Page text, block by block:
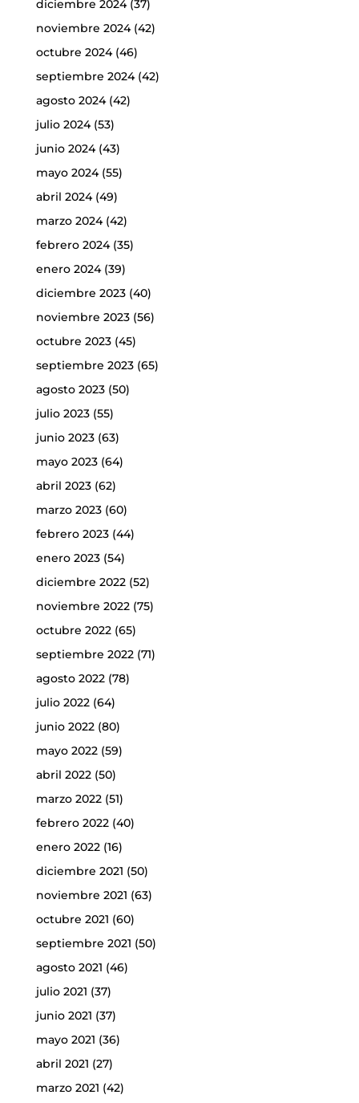
diciembre 2024(37)
noviembre 2024(42)
octubre 2024(46)
septiembre 2024(42)
agosto 2024(42)
julio 2024(53)
junio 2024(43)
mayo 2024(55)
abril 2024(49)
marzo 2024(42)
febrero 2024(35)
enero 2024(39)
diciembre 2023(40)
noviembre 2023(56)
octubre 2023(45)
septiembre 2023(65)
agosto 2023(50)
julio 2023(55)
junio 2023(63)
mayo 2023(64)
abril 2023(62)
marzo 2023(60)
febrero 2023(44)
enero 2023(54)
diciembre 2022(52)
noviembre 2022(75)
octubre 2022(65)
septiembre 2022(71)
agosto 2022(78)
julio 2022(64)
junio 2022(80)
mayo 2022(59)
abril 2022(50)
marzo 2022(51)
febrero 2022(40)
enero 2022(16)
diciembre 2021 (50)
noviembre 2021 (63)
octubre 2021 (60)
septiembre 2021 (50)
agosto 2021 (46)
julio 2021 (37)
junio 2021 (37)
mayo 2021 (36)
abril 2021 (27)
marzo 2021 (42)